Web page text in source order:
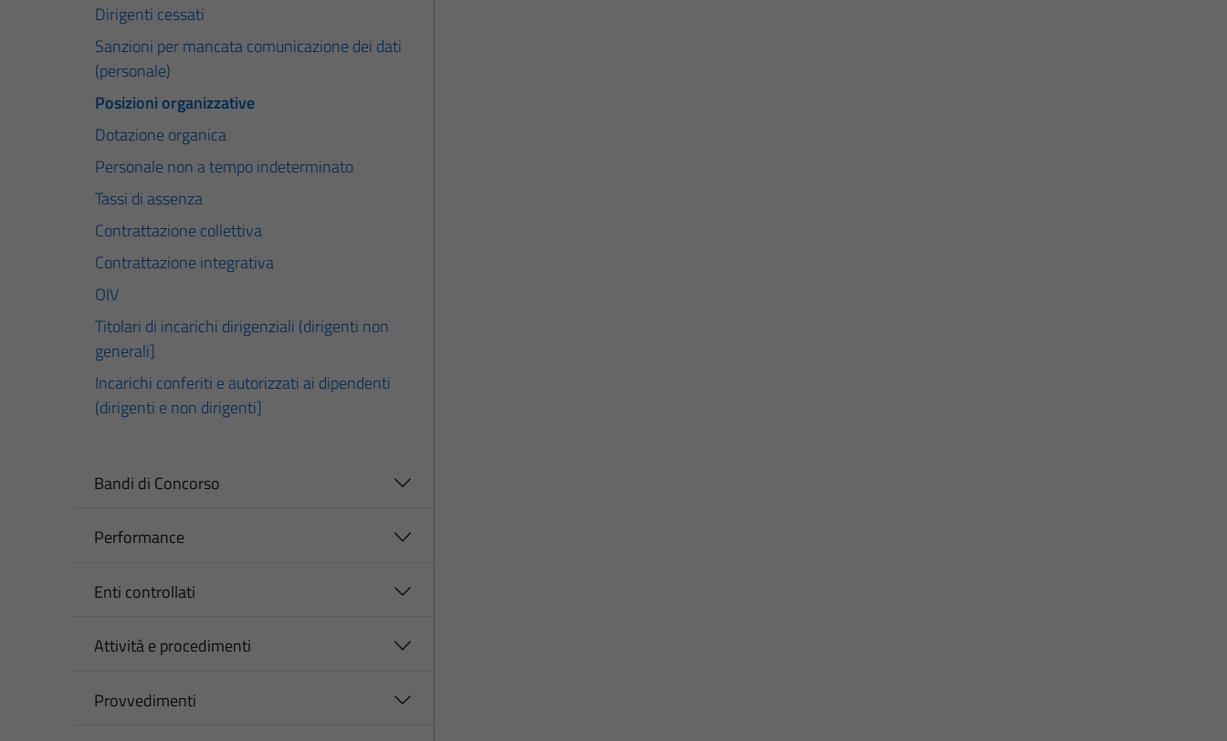
Dirigenti cessati
Sanzioni per mancata comunicazione dei dati
(personale)
Posizioni organizzative
Dotazione organica
Personale non a tempo indeterminato
Tassi di assenza
Contrattazione collettiva
Contrattazione integrativa
OIV
Titolari di incarichi dirigenziali (dirigenti non
generali]
Incarichi conferiti e autorizzati ai dipendenti
(dirigenti e non dirigenti]
Bandi di Concorso
Performance
Enti controllati
Attività e procedimenti
Provvedimenti